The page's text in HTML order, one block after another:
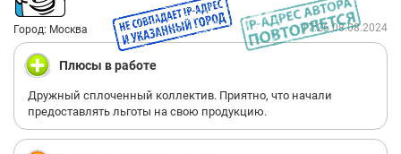
Город: Москва 17:26 08.08.2024
Плюсы в работе
Дружный сплоченный коллектив. Приятно, что начали
предоставлять льготы на свою продукцию.